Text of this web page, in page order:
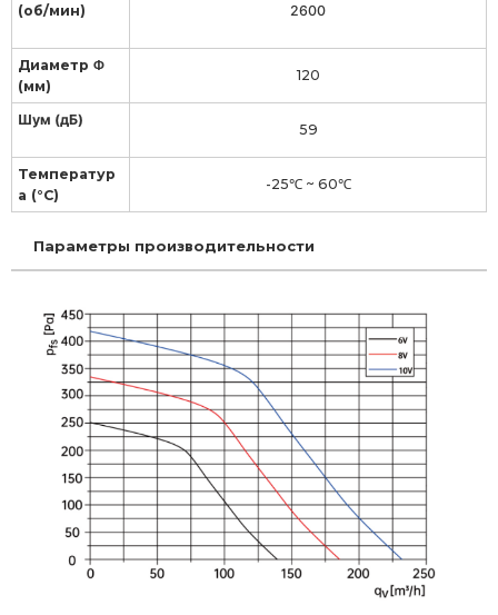
(об/мин)
2600
Диаметр Φ
(мм)
120
Шум (дБ)
59
Температур
а (°С)
-25℃ ~ 60℃
Параметры производительности